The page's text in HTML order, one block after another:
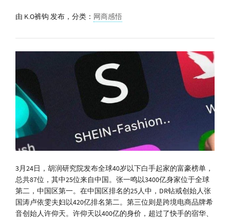
由 K.O裤钩 发布，分类： 网商感悟
3月24日，胡润研究院发布全球40岁以下白手起家的富豪榜单，
总共87位，其中25位来自中国。张一鸣以3400亿身家位于全球
第二，中国区第一。在中国区排名的25人中，DR钻戒创始人张
国涛卢依雯夫妇以420亿排名第二。第三位则是跨境电商品牌希
音创始人许仰天。许仰天以400亿的身价，超过了快手的宿华、